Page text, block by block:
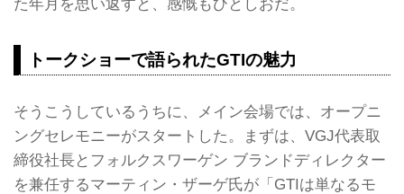
トークショーで語られたGTIの魅力
そうこうしているうちに、メイン会場では、オープニ
ングセレモニーがスタートした。まずは、VGJ代表取
締役社長とフォルクスワーゲン ブランドディレクター
を兼任するマーティン・ザーゲ氏が「GTIは単なるモ